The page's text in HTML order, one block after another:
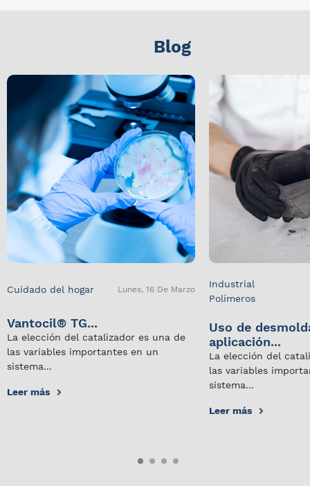
Blog
Cuidado del hogar Lunes, 16 De Marzo
Vantocil® TG...
La elección del catalizador es una de
las variables importantes en un
sistema...
Leer más
Industrial
Polímeros
Uso de
aplicación...
La elección del
las variables
sistema...
Leer más